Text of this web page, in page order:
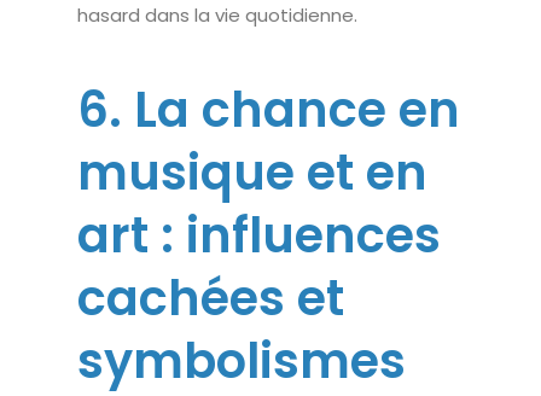
hasard dans la vie quotidienne.
6. La chance en
musique et en
art : influences
cachées et
symbolismes